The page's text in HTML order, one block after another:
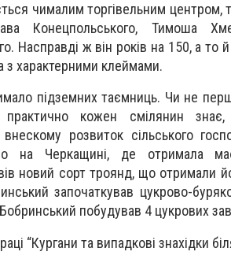
чималим торгівельним центром,
Конецпольського, Тимоша
Насправді ж він років на 150, а то
з характерними клеймами.
підземних таємниць. Чи не
практично кожен смілянин
у розвиток сільського
на Черкащині, де отримала
новий сорт троянд, що отримали
започаткував цукрово-
побудував 4 цукрових
“Кургани та випадкові знахідки